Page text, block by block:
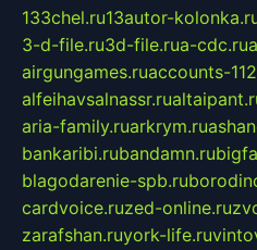
133chel.ru13autor-
3-d-file.ru3d-file.rua-cdc.ru
airgungames.ruaccounts-
alfeihavsalnassr.ru
aria-family.ruarkrym.ru
bankaribi.rubandamn.ru
blagodarenie-spb.ru
cardvoice.ruzed-online.ru
zarafshan.ruyork-life.ru